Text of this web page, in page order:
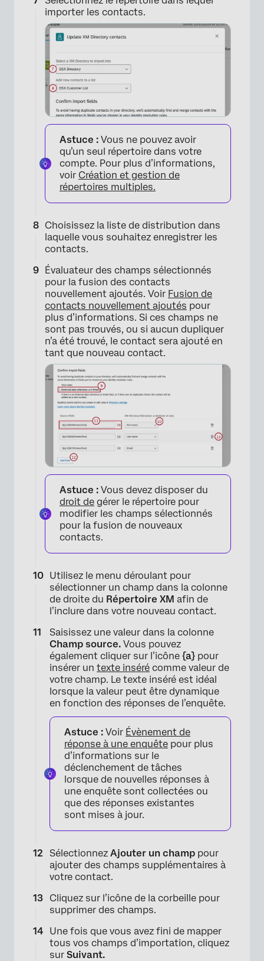
×
×
importer les contacts.
Astuce : Vous ne pouvez avoir
qu’un seul répertoire dans votre
compte. Pour plus d’informations,
voir Création et gestion de
répertoires multiples.
Choisissez la liste de distribution dans
laquelle vous souhaitez enregistrer les
contacts.
Évaluateur des champs sélectionnés
pour la fusion des contacts
nouvellement ajoutés. Voir Fusion de
contacts nouvellement ajoutés pour
plus d’informations. Si ces champs ne
sont pas trouvés, ou si aucun dupliquer
n’a été trouvé, le contact sera ajouté en
tant que nouveau contact.
×
Astuce : Vous devez disposer du
droit de gérer le répertoire pour
modifier les champs sélectionnés
pour la fusion de nouveaux
contacts.
Utilisez le menu déroulant pour
sélectionner un champ dans la colonne
de droite du Répertoire XM afin de
l’inclure dans votre nouveau contact.
Saisissez une valeur dans la colonne
Champ source. Vous pouvez
également cliquer sur l’icône {a} pour
insérer un texte inséré comme valeur de
votre champ. Le texte inséré est idéal
lorsque la valeur peut être dynamique
en fonction des réponses de l’enquête.
Astuce : Voir Évènement de
réponse à une enquête pour plus
d’informations sur le
déclenchement de tâches
lorsque de nouvelles réponses à
une enquête sont collectées ou
que des réponses existantes
sont mises à jour.
Sélectionnez Ajouter un champ pour
ajouter des champs supplémentaires à
votre contact.
Cliquez sur l’icône de la corbeille pour
supprimer des champs.
Une fois que vous avez fini de mapper
tous vos champs d’importation, cliquez
sur Suivant.